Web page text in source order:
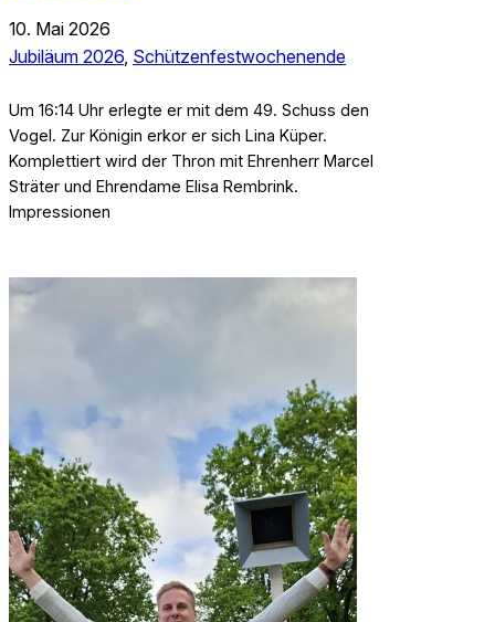
10. Mai 2026
Jubiläum 2026 Schützenfestwochenende
Um 16:14 Uhr erlegte er mit dem 49. Schuss den
Vogel. Zur Königin erkor er sich Lina Küper.
Komplettiert wird der Thron mit Ehrenherr Marcel
Sträter und Ehrendame Elisa Rembrink.
Impressionen